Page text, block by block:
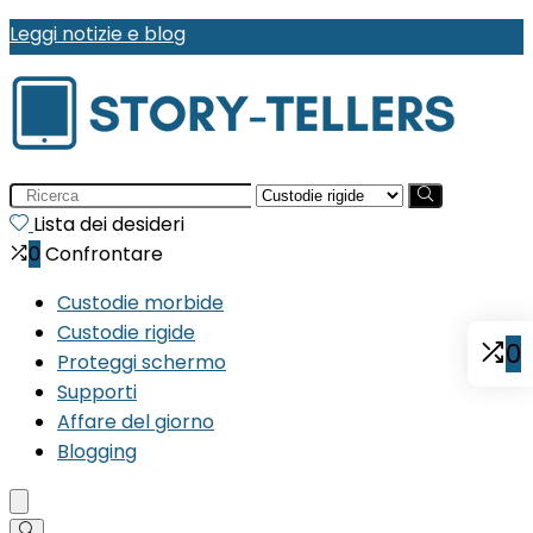
Leggi notizie e blog
Search
for:Lista dei desideri
0 Confrontare
Custodie morbide
Custodie rigide
Proteggi schermo
Supporti
Affare del giorno
Blogging
0